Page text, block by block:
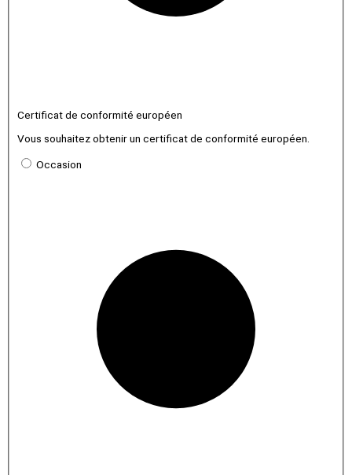
Certificat de conformité européen
Vous souhaitez obtenir un certificat de conformité européen.
Occasion